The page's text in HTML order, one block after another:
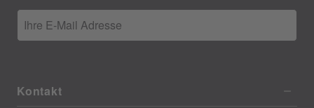
Ihre E-Mail Adresse
Kontakt